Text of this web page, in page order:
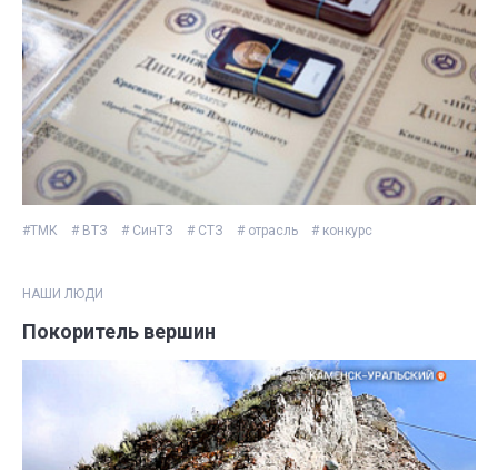
#ТМК # ВТЗ # СинТЗ # СТЗ # отрасль # конкурс
НАШИ ЛЮДИ
Покоритель вершин